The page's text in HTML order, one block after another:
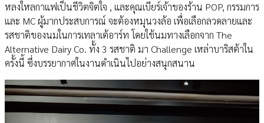
หลงใหลกาแฟเป็นชีวิตจิตใจ , และคุณเบียร์เจ้าของร้าน POP, กรรมการ
และ MC ผู้มากประสบการณ์ จะต้องหมุนวงล้อ เพื่อเลือกลวดลายและ
รสชาติของนมในการเทลาเต้อาร์ท โดยใช้นมทางเลือกจาก The
Alternative Dairy Co. ทั้ง 3 รสชาติ มา Challenge เหล่าบาริสต้าใน
ครั้งนี้ ซึ่งบรรยากาศในงานดำเนินไปอย่างสนุกสนาน